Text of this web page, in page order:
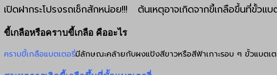
เปิดฝากระโปรงรถเช็กสักหน่อย!!! ต้นเหตุอาจเกิดจากขี้เกลือขึ้นที่ขั้วแบ
ขี้เกลือหรือคราบขี้เกลือ คืออะไร
คราบขี้เกลือแบตเตอรี่มีลักษณะคล้ายกับผงแป้งสีขาวหรือสีฟ้าเกาะรอบ ๆ ขั้วแบต